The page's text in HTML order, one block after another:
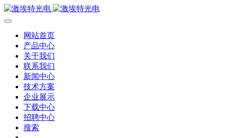
网站首页
产品中心
关于我们
联系我们
新闻中心
技术方案
企业展示
下载中心
招聘中心
搜索